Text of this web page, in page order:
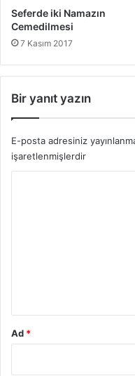
Seferde iki Namazın
Cemedilmesi
7 Kasım 2017
Bir yanıt yazın
E-posta adresiniz
işaretlenmişlerdir
Ad *